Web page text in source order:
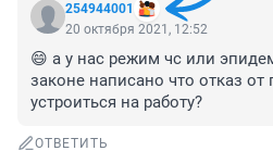
254944001
20 октября 2021, 12:52
😄 а у нас режим чс или
законе написано что отказ
устроиться на работу?
ОТВЕТИТЬ